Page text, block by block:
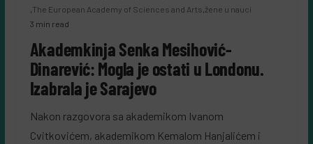
,The European Academy of Sciences and Arts,žene u nauci
3 min read
Akademkinja Senka Mesihović-
Dinarević: Mogla je ostati u Londonu.
Izabrala je Sarajevo
Nakon razgovora sa akademikom Ivanom
Cvitkovićem, akademikom Kemalom Hanjalićem i